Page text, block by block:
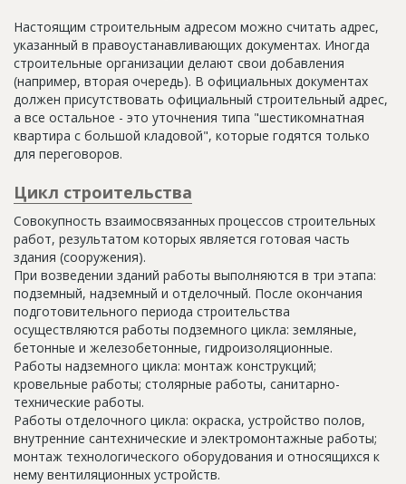
Настоящим строительным адресом можно считать адрес,
указанный в правоустанавливающих документах. Иногда
строительные организации делают свои добавления
(например, вторая очередь). В официальных документах
должен присутствовать официальный строительный адрес,
а все остальное - это уточнения типа "шестикомнатная
квартира с большой кладовой", которые годятся только
для переговоров.
Цикл строительства
Совокупность взаимосвязанных процессов строительных
работ, результатом которых является готовая часть
здания (сооружения).
При возведении зданий работы выполняются в три этапа:
подземный, надземный и отделочный. После окончания
подготовительного периода строительства
осуществляются работы подземного цикла: земляные,
бетонные и железобетонные, гидроизоляционные.
Работы надземного цикла: монтаж конструкций;
кровельные работы; столярные работы, санитарно-
технические работы.
Работы отделочного цикла: окраска, устройство полов,
внутренние сантехнические и электромонтажные работы;
монтаж технологического оборудования и относящихся к
нему вентиляционных устройств.